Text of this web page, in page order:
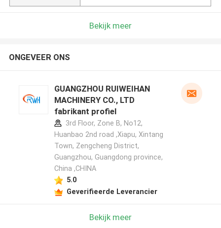
Bekijk meer
ONGEVEER ONS
GUANGZHOU RUIWEIHAN
MACHINERY CO., LTD
fabrikant profiel
3rd Floor, Zone B, No12,
Huanbao 2nd road ,Xiapu, Xintang
Town, Zengcheng District,
Guangzhou, Guangdong province,
China ,CHINA
5.0
Geverifieerde Leverancier
Bekijk meer